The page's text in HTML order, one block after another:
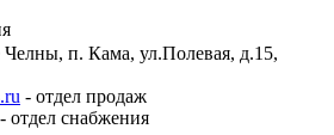
п. Кама, ул.Полевая, д.15,
- отдел продаж
- отдел снабжения